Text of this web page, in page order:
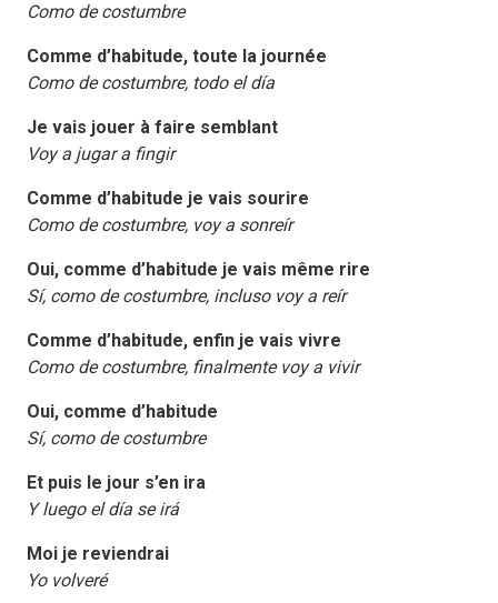
Como de costumbre
Comme d’habitude, toute la journée
Como de costumbre, todo el día
Je vais jouer à faire semblant
Voy a jugar a fingir
Comme d’habitude je vais sourire
Como de costumbre, voy a sonreír
Oui, comme d’habitude je vais même rire
Sí, como de costumbre, incluso voy a reír
Comme d’habitude, enfin je vais vivre
Como de costumbre, finalmente voy a vivir
Oui, comme d’habitude
Sí, como de costumbre
Et puis le jour s’en ira
Y luego el día se irá
Moi je reviendrai
Yo volveré